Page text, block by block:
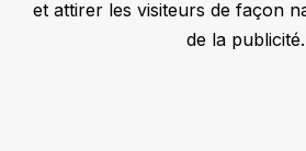
et attirer les visiteurs de façon
de la publicité.